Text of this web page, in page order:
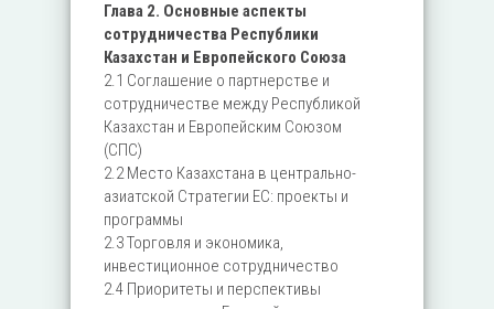
Глава 2. Основные аспекты
сотрудничества Республики
Казахстан и Европейского Союза
2.1 Соглашение о партнерстве и
сотрудничестве между Республикой
Казахстан и Европейским Союзом
(СПС)
2.2 Место Казахстана в центрально-
азиатской Стратегии ЕС: проекты и
программы
2.3 Торговля и экономика,
инвестиционное сотрудничество
2.4 Приоритеты и перспективы